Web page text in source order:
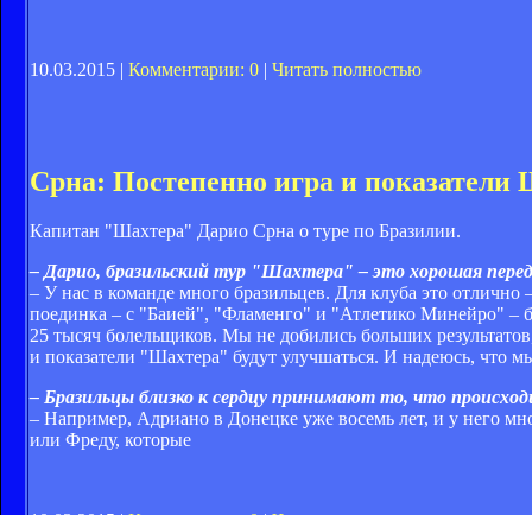
10.03.2015 | Комментарии: 0 | Читать полностью
Срна: Постепенно игра и показатели
Капитан "Шахтера" Дарио Срна о туре по Бразилии.
– Дарио, бразильский тур "Шахтера" – это хорошая
– У нас в команде много бразильцев. Для клуба это
поединка – с "Баией", "Фламенго" и "Атлетико Минейро" –
25 тысяч болельщиков. Мы не добились больших
и показатели "Шахтера" будут улучшаться. И надеюсь, что
– Бразильцы близко к сердцу принимают то, что
– Например, Адриано в Донецке уже восемь лет, и у него
или Фреду, которые